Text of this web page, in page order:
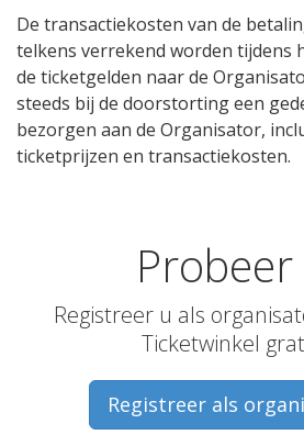
De transactiekosten van de
telkens verrekend worden tijdens
de ticketgelden naar de
steeds bij de doorstorting een
bezorgen aan de Organisator,
ticketprijzen en transactiekosten.
Registreer u als
Ticketwinkel
Registreer als